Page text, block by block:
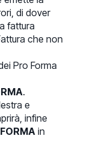
di dover
fattura
che non
Pro Forma
.
e
infine
in